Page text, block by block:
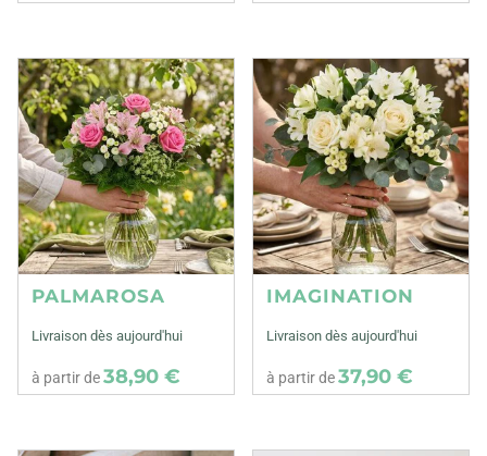
PALMAROSA
Livraison dès aujourd'hui
à partir de38,90 €
IMAGINATION
Livraison dès aujourd'hui
à partir de37,90 €